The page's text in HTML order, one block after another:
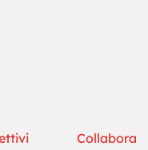
Collabora